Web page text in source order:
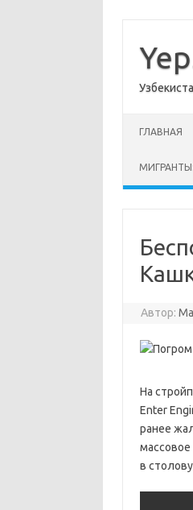
содержимому
ГЛАВНАЯ
Автор:
На
Enter
ранее
в